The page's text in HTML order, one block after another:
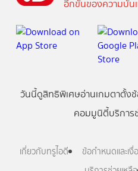
อีกขั้นของความบัน
วันนี้ดูสิทธิพิเศษอ่านเกมตาตั้ง
คอมมูนิตี้บริการ
เกี่ยวกับทรูไอดี ข้อกำหนดและเงื่